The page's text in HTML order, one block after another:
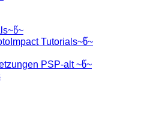
Tutorials~წ~
PSP-alt ~წ~